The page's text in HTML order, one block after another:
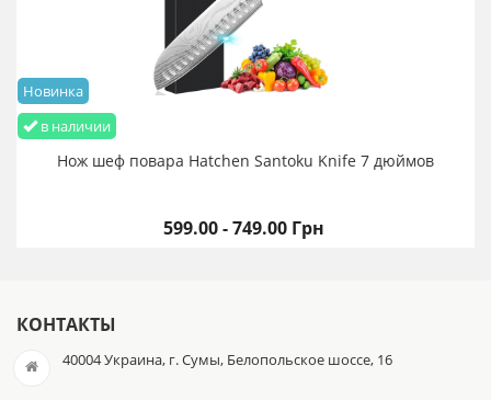
в наличии
Новинка
Нож шеф повара Hatchen Santoku Knife 7 дюймов
599.00 - 749.00 Грн
КОНТАКТЫ
40004 Украина, г. Сумы, Белопольское шоссе, 16